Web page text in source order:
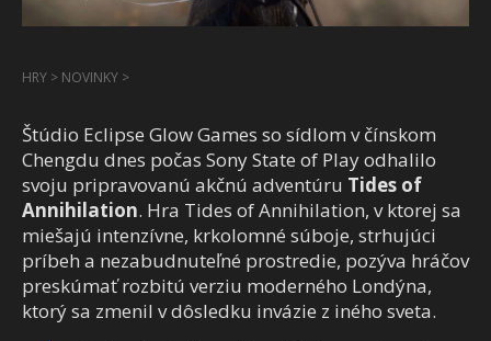
HRY > NOVINKY >
Štúdio Eclipse Glow Games so sídlom v čínskom
Chengdu dnes počas Sony State of Play odhalilo
svoju pripravovanú akčnú adventúru Tides of
Annihilation. Hra Tides of Annihilation, v ktorej sa
miešajú intenzívne, krkolomné súboje, strhujúci
príbeh a nezabudnuteľné prostredie, pozýva hráčov
preskúmať rozbitú verziu moderného Londýna,
ktorý sa zmenil v dôsledku invázie z iného sveta.